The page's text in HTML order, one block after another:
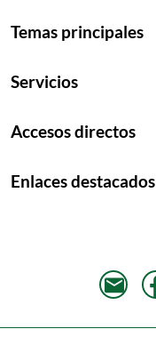
Temas principales
Servicios
Accesos directos
Enlaces destacados